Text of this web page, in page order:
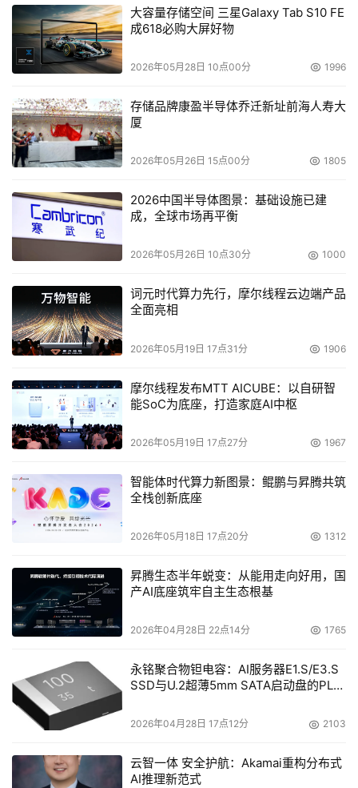
升级的过程。
但是很明显的是，IBM在做其他纯存储厂商都无法做到的
事。来自Data Mobility Group的分析师Dianne McAdam
这一技术的厂商只有IBM，HP，SUN。”
IBM的主要竞争对手EMC和日立都无法在服务器和存储
自己的方法来实现存储虚拟化。日立可以把阵列和
TagmaStore控制器结合起来虚拟化，EMC利用其他厂商的
智能交换机推出其Invista虚拟化设备。
能会最终采用EMC和/或日立的方法。当问及EMC和日立是
否在IBM的计划之内时，Monshaw说： “我不把他们任何一
方排除在外。”三种虚拟化方式将在市场上并存，各得其
有趣的是，EMC为IBM的虚拟化提供了重要的VMware虚
拟服务器。这是怎么回事？因为2003年EMC收购VMware
时，承诺仍然会让VMware软件支持IBM和其他服务器厂商
的产品。EMC实现了自己的诺言，或许是因为VMware是
EMC旗下的增长最快速的子公司。
大容量存储空间 三星Galaxy Tab S10 FE
成618必购大屏好物
2026年05月28日 10点00分 1996
存储品牌康盈半导体乔迁新址前海人寿大
厦
2026年05月26日 15点00分 1805
2026中国半导体图景：基础设施已建
成，全球市场再平衡
2026年05月26日 10点30分 1000
词元时代算力先行，摩尔线程云边端产品
全面亮相
2026年05月19日 17点31分 1906
摩尔线程发布MTT AICUBE：以自研智
能SoC为底座，打造家庭AI中枢
2026年05月19日 17点27分 1967
智能体时代算力新图景：鲲鹏与昇腾共筑
全栈创新底座
2026年05月18日 17点20分 1312
昇腾生态半年蜕变：从能用走向好用，国
产AI底座筑牢自主生态根基
2026年04月28日 22点14分 1765
永铭聚合物钽电容：AI服务器E1.S/E3.S
SSD与U.2超薄5mm SATA启动盘的PLP
2026年04月28日 17点12分 2103
云智一体 安全护航：Akamai重构分布式
AI推理新范式